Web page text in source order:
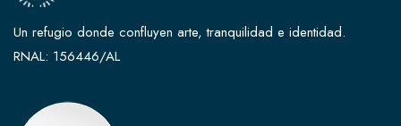
Un refugio donde confluyen arte, tranquilidad e identidad.
RNAL: 156446/AL